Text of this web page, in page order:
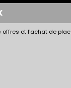
et l'achat de